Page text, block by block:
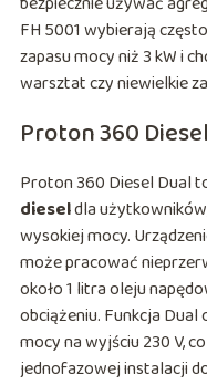
FH 5001 wybierają
zapasu mocy niż 3 kW i
warsztat czy niewielkie
Proton 360
Proton 360 Diesel Dual
dieseldla
wysokiej mocy.
może pracować
około 1 litra oleju
obciążeniu. Funkcja
mocy na wyjściu 230 V,
jednofazowej instalacji